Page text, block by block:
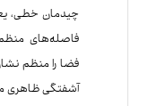
چیدمان خطی،
فاصله‌های
فضا را منظم‌
آشفتگی ظاهری